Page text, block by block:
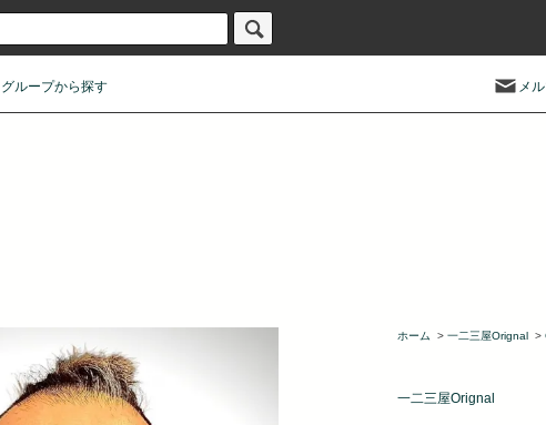
グループから探す メ
ホーム > 一二三屋Orignal >
一二三屋Orignal